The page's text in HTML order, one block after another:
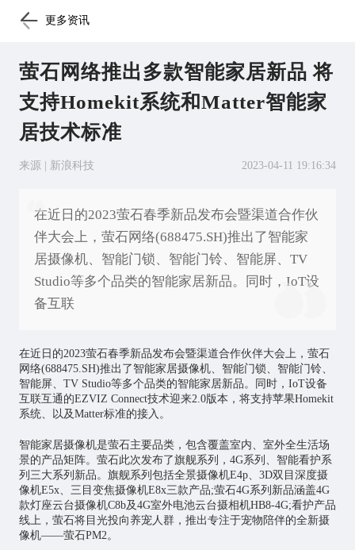
更多资讯
萤石网络推出多款智能家居新品 将
支持Homekit系统和Matter智能家
居技术标准
来源 | 新浪科技 2023-04-11 19:16:34
在近日的2023萤石春季新品发布会暨渠道合作伙
伴大会上，萤石网络(688475.SH)推出了智能家
居摄像机、智能门锁、智能门铃、智能屏、TV
Studio等多个品类的智能家居新品。同时，IoT设
备互联
在近日的2023萤石春季新品发布会暨渠道合作伙伴大会上，萤石
网络(688475.SH)推出了 智能家居摄像机、智能门锁、智能门铃、
智能屏、TV Studio等多个品类的智能家居新品。同时，IoT设备
互联互通的EZVIZ Connect技术迎来2.0版本，将支持苹果Homekit
系统、以及Matter标准的接入。
智能家居摄像机是萤石主要品类，包含覆盖室内、室外全生活场
景的产品矩阵。萤石此次发布了旗舰系列，4G系列、智能看护系
列三大系列新品。旗舰系列包括全景摄像机E4p、3D双目深度摄
像机E5x、三目变焦摄像机E8x三款产品;萤石4G系列新品涵盖4G
款灯座云台摄像机C8b及4G室外电池云台摄相机HB8-4G;看护产品
线上，萤石将目光投向养宠人群，推出专注于宠物陪伴的全新摄
像机——萤石PM2。